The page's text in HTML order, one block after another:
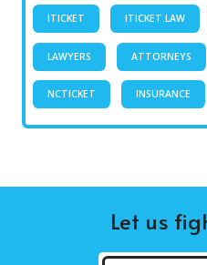
ITICKET ITICKET.LAW
LAWYERS ATTORNEYS
NCTICKET INSURANCE
Let us